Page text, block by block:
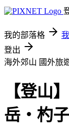
我的部落格
登出
海外郊山 國外旅
【登山
岳・杓